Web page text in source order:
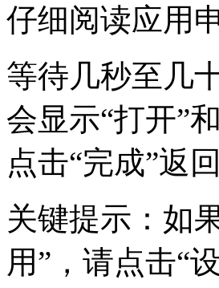
仔细阅读应用
等待几秒至几
会显示“打开”
点击“完成”返
关键提示：如
用”，请点击“